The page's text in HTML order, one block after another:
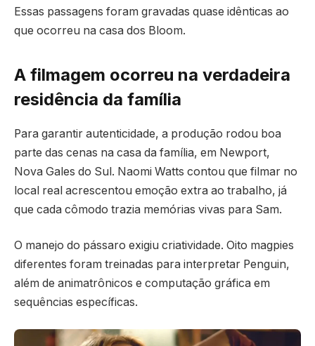
Essas passagens foram gravadas quase idênticas ao
que ocorreu na casa dos Bloom.
A filmagem ocorreu na verdadeira
residência da família
Para garantir autenticidade, a produção rodou boa
parte das cenas na casa da família, em Newport,
Nova Gales do Sul. Naomi Watts contou que filmar no
local real acrescentou emoção extra ao trabalho, já
que cada cômodo trazia memórias vivas para Sam.
O manejo do pássaro exigiu criatividade. Oito magpies
diferentes foram treinadas para interpretar Penguin,
além de animatrônicos e computação gráfica em
sequências específicas.